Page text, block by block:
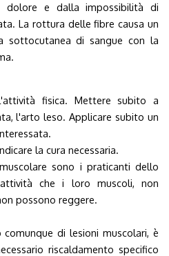
dolore e dalla impossibilità di
La rottura delle fibre causa un
sottocutanea di sangue con la
fisica. Mettere subito a
l'arto leso. Applicare subito un
la cura necessaria.
sono i praticanti dello
che i loro muscoli, non
possono reggere.
di lesioni muscolari, è
riscaldamento specifico